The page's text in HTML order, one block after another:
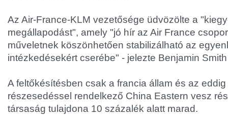
Az Air-France-KLM vezetősége üdvözölte a
megállapodást", amely "jó hír az Air France
műveletnek köszönhetően stabilizálható az
intézkedésekért cserébe" - jelezte Benjamin
A feltőkésítésben csak a francia állam és az
részesedéssel rendelkező China Eastern vesz
társaság tulajdona 10 százalék alatt marad.